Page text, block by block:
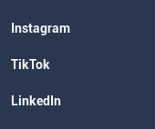
Instagram
TikTok
LinkedIn